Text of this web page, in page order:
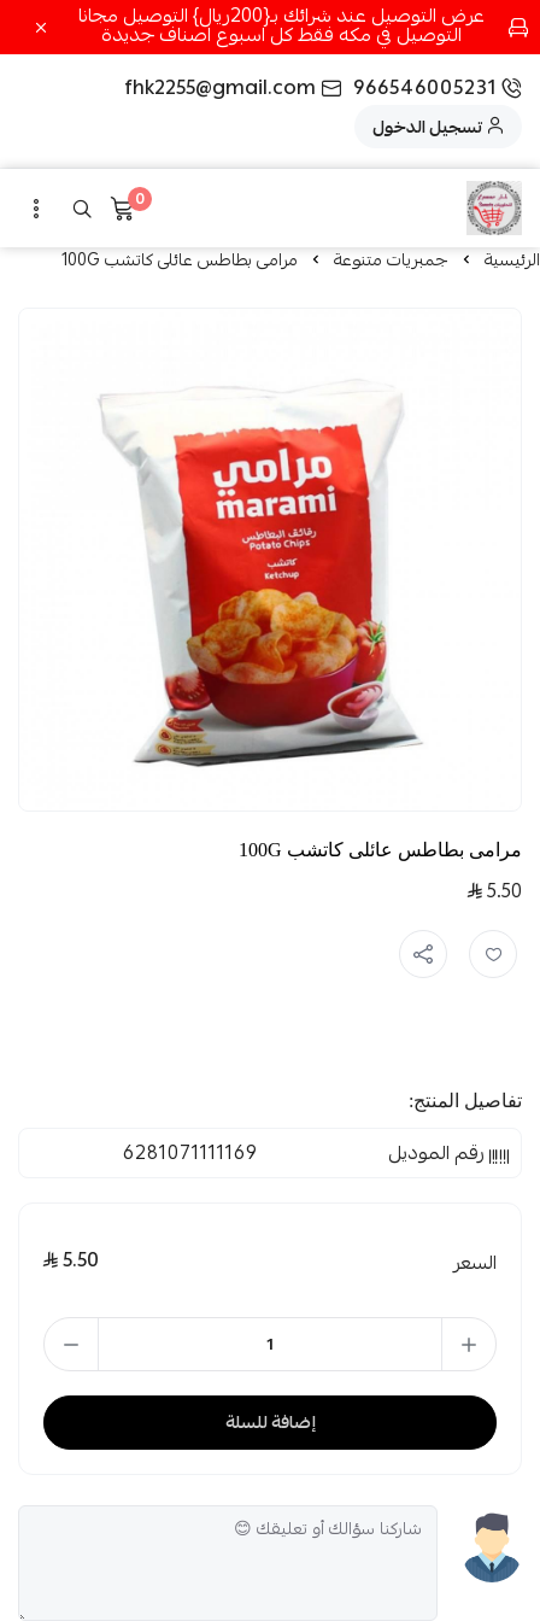
عرض التوصيل عند شرائك بـ{200ريال} التوصيل مجانا
التوصيل في مكه فقط كل اسبوع اصناف جديدة
966546005231
fhk2255@gmail.com
تسجيل الدخول
0
الرئيسية جمبريات متنوعة مرامى بطاطس عائلى كاتشب 100G
مرامى بطاطس عائلى كاتشب 100G
5.50
تفاصيل المنتج:
رقم الموديل 6281071111169
السعر 5.50
إضافة للسلة